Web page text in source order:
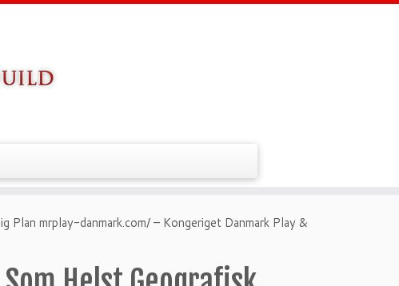
mrplay-danmark.com/ – Kongeriget Danmark Play &